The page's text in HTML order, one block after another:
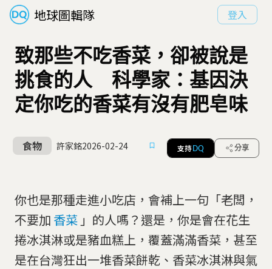
地球圖輯隊 登入
致那些不吃香菜，卻被說是
挑食的人 科學家：基因決
定你吃的香菜有沒有肥皂味
食物 許家銘2026-02-24 支持 DQ 分享
你也是那種走進小吃店，會補上一句「老闆，
不要加 香菜 」的人嗎？還是，你是會在花生
捲冰淇淋或是豬血糕上，覆蓋滿滿香菜，甚至
是在台灣狂出一堆香菜餅乾、香菜冰淇淋與氣